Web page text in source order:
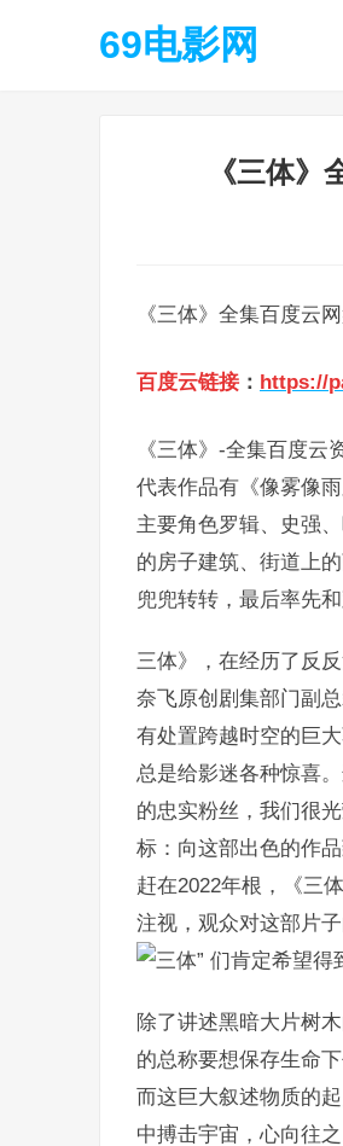
69电影网
《三体
《三体》全集百度云
百度云链接 ： https://
《三体》-全集百度云
代表作品有《像雾像
主要角色罗辑、史强
的房子建筑、街道上
兜兜转转，最后率先
三体》，在经历了反
奈飞原创剧集部门副
有处置跨越时空的巨
总是给影迷各种惊喜
的忠实粉丝，我们很
标：向这部出色的作
赶在2022年根，《三
注视，观众对这部片
们肯定希望得
除了讲述黑暗大片树
的总称要想保存生命
而这巨大叙述物质的
中搏击宇宙，心向往之